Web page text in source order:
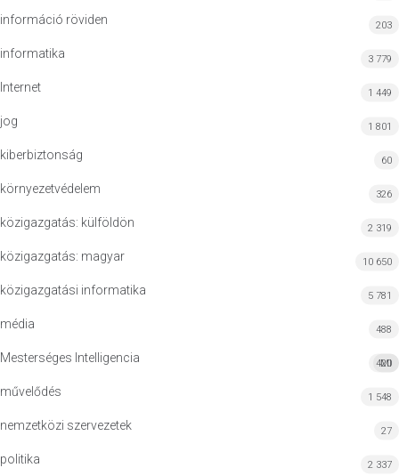
információ röviden 203
informatika 3 779
Internet 1 449
jog 1 801
kiberbiztonság 60
környezetvédelem 326
közigazgatás: külföldön 2 319
közigazgatás: magyar 10 650
közigazgatási informatika 5 781
média 488
Mesterséges Intelligencia MI
420
művelődés 1 548
nemzetközi szervezetek 27
politika 2 337